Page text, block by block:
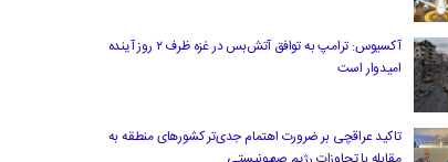
آکسیوس: ترامپ به توافق آتش‌بس در غزه ظرف ۲ روز آینده
امیدوار است
تاکید عراقچی بر ضرورت اهتمام جدی‌تر کشورهای منطقه به